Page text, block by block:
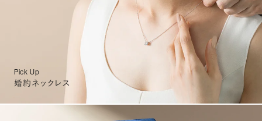
Pick Up
婚約ネックレス